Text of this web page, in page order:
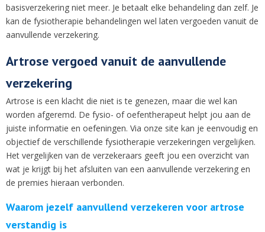
basisverzekering niet meer. Je betaalt elke behandeling dan zelf. Je
kan de fysiotherapie behandelingen wel laten vergoeden vanuit de
aanvullende verzekering.
Artrose vergoed vanuit de aanvullende
verzekering
Artrose is een klacht die niet is te genezen, maar die wel kan
worden afgeremd. De fysio- of oefentherapeut helpt jou aan de
juiste informatie en oefeningen. Via onze site kan je eenvoudig en
objectief de verschillende fysiotherapie verzekeringen vergelijken.
Het vergelijken van de verzekeraars geeft jou een overzicht van
wat je krijgt bij het afsluiten van een aanvullende verzekering en
de premies hieraan verbonden.
Waarom jezelf aanvullend verzekeren voor artrose
verstandig is